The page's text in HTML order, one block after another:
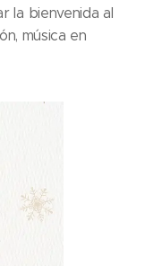
la bienvenida al
música en